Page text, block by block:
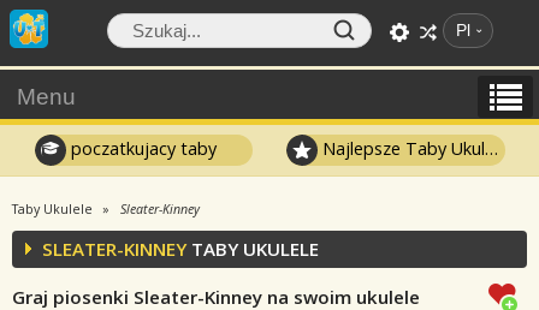
Pl
Menu
poczatkujacy taby Najlepsze Taby Ukulele
Taby Ukulele Sleater-Kinney
SLEATER-KINNEYTABY UKULELE
Graj piosenki Sleater-Kinney na swoim ukulele